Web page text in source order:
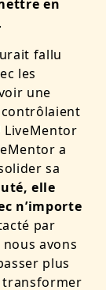
en
.
fallu
les
une
contrôlaient
LiveMentor
a
sa
elle
n’importe
par
avons
plus
transformer